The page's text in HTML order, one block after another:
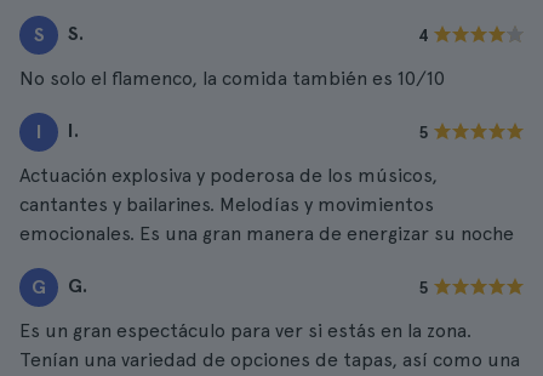
S S. 4
No solo el flamenco, la comida también es 10/10
I I. 5
Actuación explosiva y poderosa de los músicos,
cantantes y bailarines. Melodías y movimientos
emocionales. Es una gran manera de energizar su noche
G G. 5
Es un gran espectáculo para ver si estás en la zona.
Tenían una variedad de opciones de tapas, así como una